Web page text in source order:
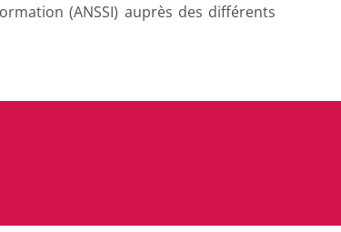
(ANSSI) auprès des différents